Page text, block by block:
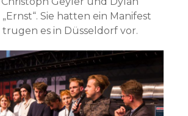
Sie hatten ein Manifest
es in Düsseldorf vor.